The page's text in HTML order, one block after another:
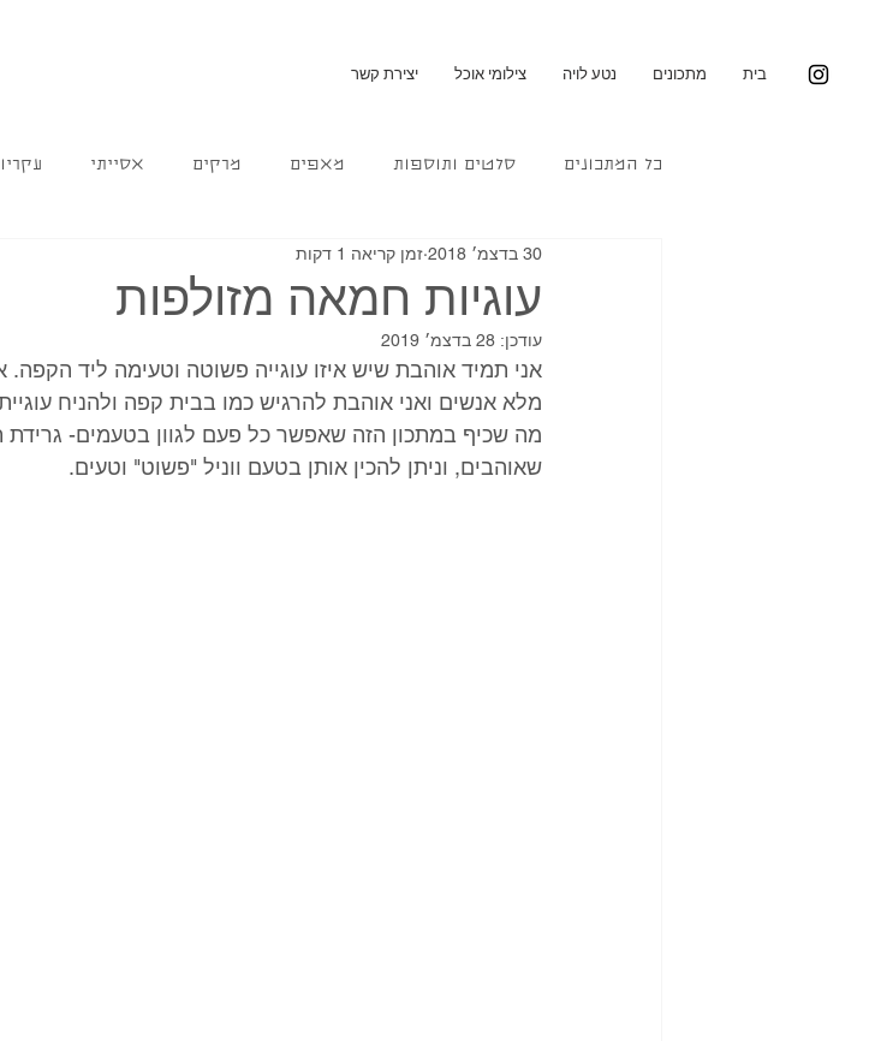
בית מתכונים נטע לויה צילומי אוכל יצירת קשר
כל המתכונים סלטים ותוספות מאפים מרקים אסייתי
עוגיות חמאה מזולפות
30 בדצמ׳ 2018 זמן קריאה 1 דקות
עודכן: 28 בדצמ׳ 2019
אני תמיד אוהבת שיש איזו עוגייה פשוטה וטעימה ליד
מלא אנשים ואני אוהבת להרגיש כמו בבית קפה ולהניח
מה שכיף במתכון הזה שאפשר כל פעם לגוון בטעמים- גרידת
שאוהבים, וניתן להכין אותן בטעם ווניל "פשוט" וטעים.